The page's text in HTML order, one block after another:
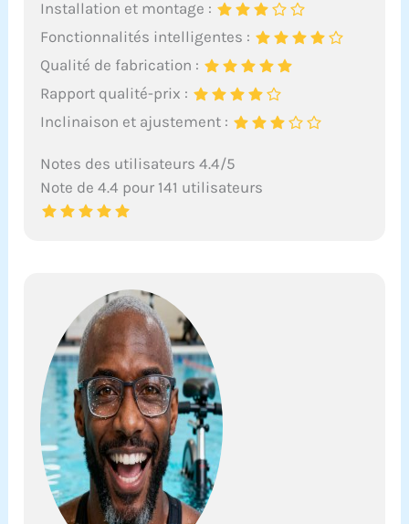
Installation et montage :
Fonctionnalités intelligentes :
Qualité de fabrication :
Rapport qualité-prix :
Inclinaison et ajustement :
Notes des utilisateurs 4.4/5
Note de 4.4 pour 141 utilisateurs